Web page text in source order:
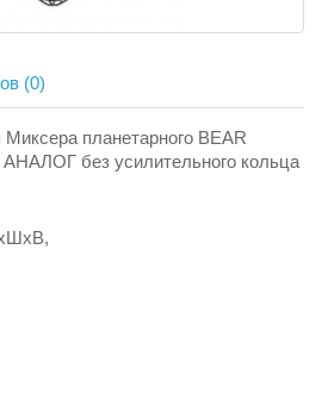
(0)
планетарного BEAR
без усилительного кольца